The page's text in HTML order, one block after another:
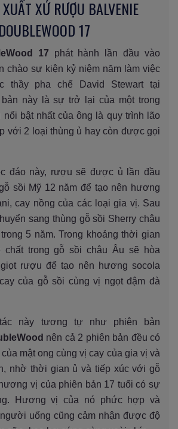
XỨ RƯỢU BALVENIE
DOUBLEWOOD 17
17 phát hành lần đầu vào
chào sự kiện kỷ niệm năm làm việc
thầy pha chế David Stewart tại
bản này là sự trở lại của một trong
bật nhất của ông là quy trình lão
với 2 loại thùng ủ hay còn được gọi
đáo này, rượu sẽ được ủ lần đầu
sồi Mỹ 12 năm để tạo nên hương
cay nồng của các loại gia vị. Sau
sang thùng gỗ sồi Sherry châu
5 năm. Trong khoảng thời gian
chất trong gỗ sồi châu Âu sẽ hòa
rượu để tạo nên hương socola
của gỗ sồi cùng vị ngọt đậm đà
này tương tự như phiên bản
nên cả 2 phiên bản đều có
mật ong cùng vị cay của gia vị và
nhờ thời gian ủ và tiếp xúc với gỗ
vị của phiên bản 17 tuổi có sự
Hương vị của nó phức hợp và
uống cũng cảm nhận được độ